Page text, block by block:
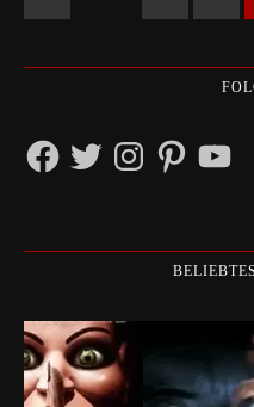
FacebookTwitterInstagramPinterestYouTube